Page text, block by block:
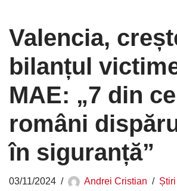
Valencia,
bilanțul
MAE: „7 din
români
în siguranță”
03/11/2024 Andrei Cristian